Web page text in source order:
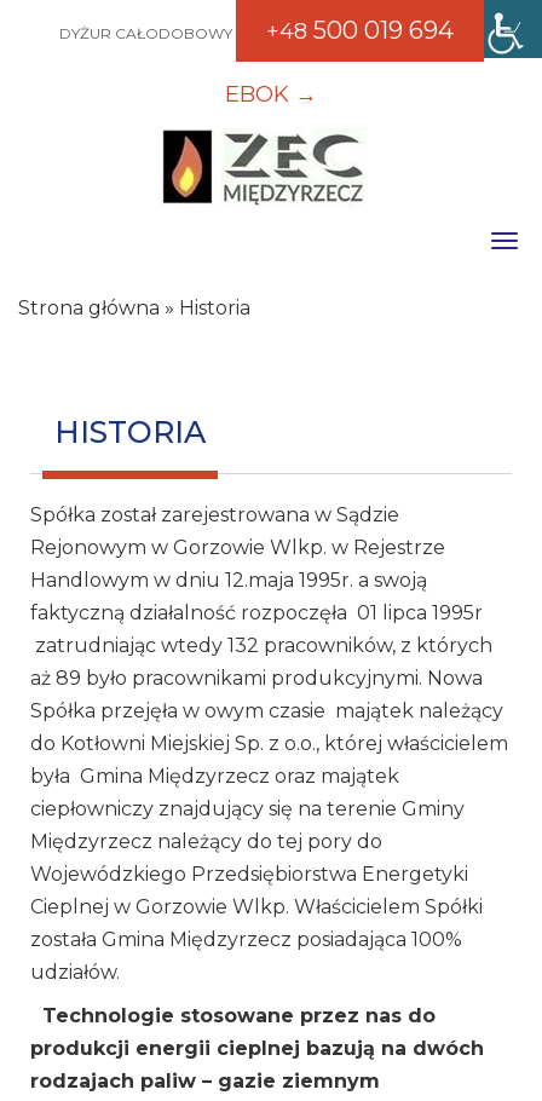
DYŻUR CAŁODOBOWY +48 500 019 694
EBOK →
Strona główna » Historia
HISTORIA
Spółka został zarejestrowana w Sądzie
Rejonowym w Gorzowie Wlkp. w Rejestrze
Handlowym w dniu 12.maja 1995r. a swoją
faktyczną działalność rozpoczęła 01 lipca 1995r
zatrudniając wtedy 132 pracowników, z których
aż 89 było pracownikami produkcyjnymi. Nowa
Spółka przejęła w owym czasie majątek należący
do Kotłowni Miejskiej Sp. z o.o., której właścicielem
była Gmina Międzyrzecz oraz majątek
ciepłowniczy znajdujący się na terenie Gminy
Międzyrzecz należący do tej pory do
Wojewódzkiego Przedsiębiorstwa Energetyki
Cieplnej w Gorzowie Wlkp. Właścicielem Spółki
została Gmina Międzyrzecz posiadająca 100%
udziałów.
Technologie stosowane przez nas do
produkcji energii cieplnej bazują na dwóch
rodzajach paliw – gazie ziemnym